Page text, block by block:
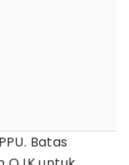
Batas